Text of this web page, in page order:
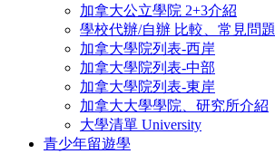
加拿大公立學院 2+3介紹
學校代辦/自辦 比較、常見問題
加拿大學院列表-西岸
加拿大學院列表-中部
加拿大學院列表-東岸
加拿大大學學院、研究所介紹
大學清單 University
青少年留遊學